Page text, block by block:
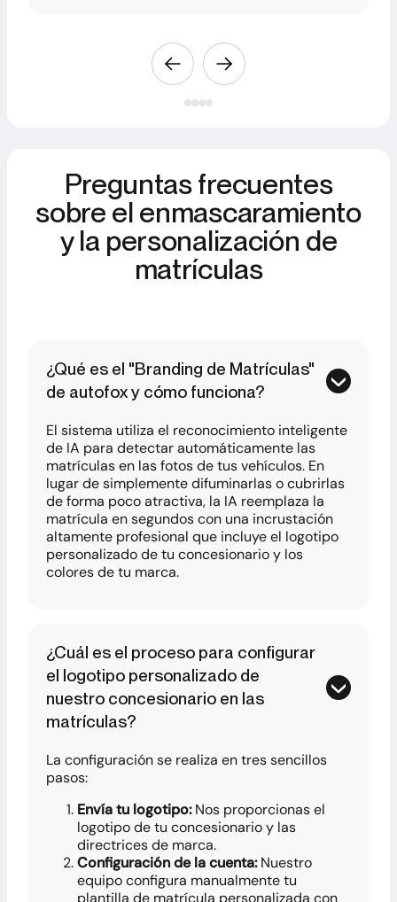
Preguntas frecuentes
sobre el enmascaramiento
y la personalización de
matrículas
¿Qué es el "Branding de Matrículas"
de autofox y cómo funciona?
El sistema utiliza el reconocimiento inteligente
de IA para detectar automáticamente las
matrículas en las fotos de tus vehículos. En
lugar de simplemente difuminarlas o cubrirlas
de forma poco atractiva, la IA reemplaza la
matrícula en segundos con una incrustación
altamente profesional que incluye el logotipo
personalizado de tu concesionario y los
colores de tu marca.
¿Cuál es el proceso para configurar
el logotipo personalizado de
nuestro concesionario en las
matrículas?
La configuración se realiza en tres sencillos
pasos:
Envía tu logotipo:Nos proporcionas el
logotipo de tu concesionario y las
directrices de marca.
Configuración de la cuenta:Nuestro
equipo configura manualmente tu
plantilla de matrícula personalizada con